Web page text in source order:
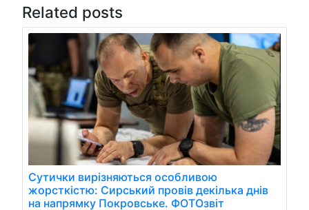
Related posts
Сутички вирізняються особливою
жорсткістю: Сирський провів декілька днів
на напрямку Покровське. ФОТОзвіт